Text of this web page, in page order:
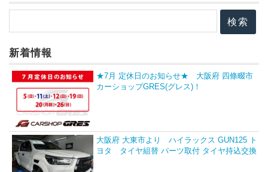
新着情報
★7月 定休日のお知らせ★ 大阪府 四條畷市
カーショップGRES(グレス)！
大阪府 大東市より ハイラックス GUN125 ト
ヨタ タイヤ組替 パーツ取付 タイヤ持込交換